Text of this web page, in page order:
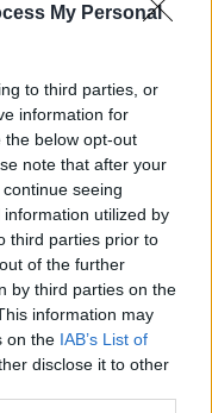
My Personal
to third parties, or
information for
the below opt-out
note that after your
seeing
utilized by
third parties prior to
of the further
by third parties on the
information may
on the IAB’s List of
disclose it to other
& natur
nya
Göteborg,
lanseras –
HDR